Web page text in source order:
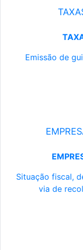
Emissão de
Situação fiscal,
via de